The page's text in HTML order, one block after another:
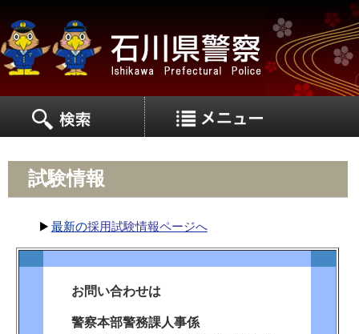
試験情報
最新の採用試験情報ページへ
お問い合わせは
警察本部警務課人事係